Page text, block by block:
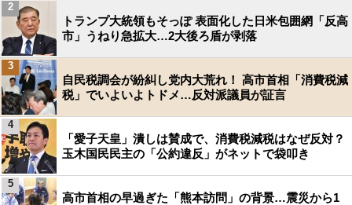
トランプ大統領もそっぽ 表面化した日米包囲網「反高
市」うねり急拡大…2大後ろ盾が剥落
2
自民税調会が紛糾し党内大荒れ！ 高市首相「消費税減
税」でいよいよトドメ…反対派議員が証言
3
「愛子天皇」潰しは賛成で、消費税減税はなぜ反対？
玉木国民民主の「公約違反」がネットで袋叩き
4
高市首相の早過ぎた「熊本訪問」の背景…震災から1
5